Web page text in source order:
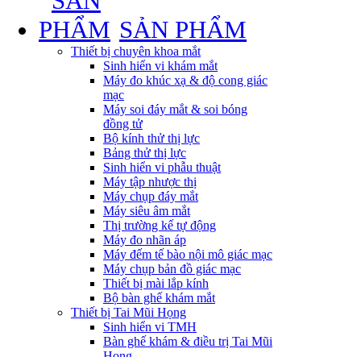
SẢN PHẨM
Thiết bị chuyên khoa mắt
Sinh hiển vi khám mắt
Máy đo khúc xạ & độ cong giác
mạc
Máy soi đáy mắt & soi bóng
đồng tử
Bộ kính thử thị lực
Bảng thử thị lực
Sinh hiển vi phẫu thuật
Máy tập nhược thị
Máy chụp đáy mắt
Máy siêu âm mắt
Thị trường kế tự động
Máy đo nhãn áp
Máy đếm tế bào nội mô giác mạc
Máy chụp bản đồ giác mạc
Thiết bị mài lắp kính
Bộ bàn ghế khám mắt
Thiết bị Tai Mũi Họng
Sinh hiển vi TMH
Bàn ghế khám & điều trị Tai Mũi